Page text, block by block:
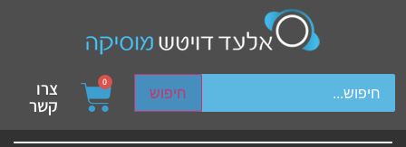
חיפוש
device users, explore by touch or with swipe gestures.
0 צרו
קשר